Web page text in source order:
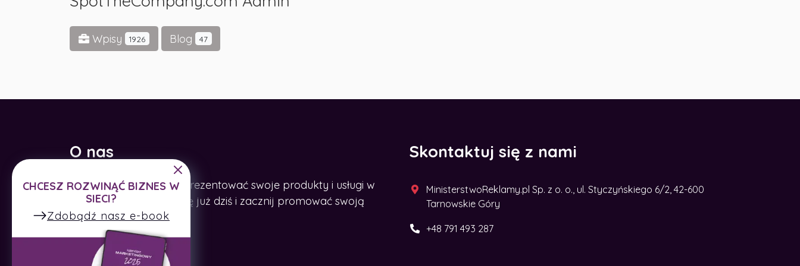
Wpisy 1926 Blog 47
O nas
Pomagamy firmom zaprezentować swoje produkty i usługi w
Internecie. Zarejestruj się już dziś i zacznij promować swoją
firmę.
Skontaktuj się z nami
MinisterstwoReklamy.pl Sp. z o. o., ul. Styczyńskiego 6/2, 42-600
Tarnowskie Góry
+48 791 493 287
CHCESZ ROZWINĄĆ BIZNES W
SIECI?
Zdobądź nasz e-book